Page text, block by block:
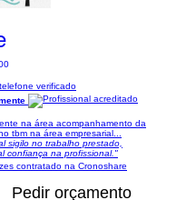
verificado
na área acompanhamento da
tbm na área empresarial...
sigilo no trabalho prestado,
confiança na profissional."
contratado na Cronoshare
Pedir orçamento